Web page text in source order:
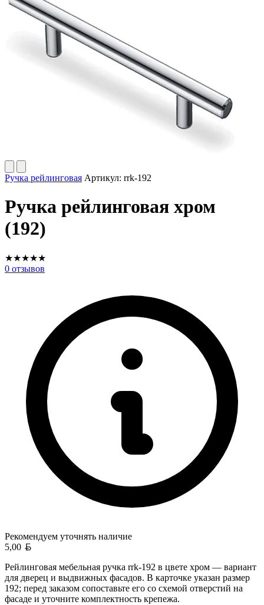
Ручка рейлинговая Артикул: rrk-192
Ручка рейлинговая хром
(192)
★★★★★
0 отзывов
Рекомендуем уточнять наличие
5,00
Рейлинговая мебельная ручка rrk-192 в цвете хром — вариант
для дверец и выдвижных фасадов. В карточке указан размер
192; перед заказом сопоставьте его со схемой отверстий на
фасаде и уточните комплектность крепежа.